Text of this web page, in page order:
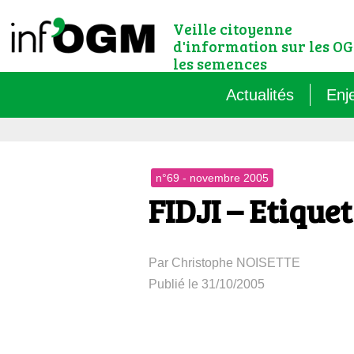
Veille citoyenne
d'information sur les
les semences
Actualités
Le
n°69 - novembre 2005
FIDJI –
Par Christophe NOISETTE
Publié le 31/10/2005